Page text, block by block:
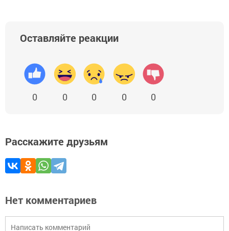
Оставляйте реакции
0 0 0 0 0
Расскажите друзьям
Нет комментариев